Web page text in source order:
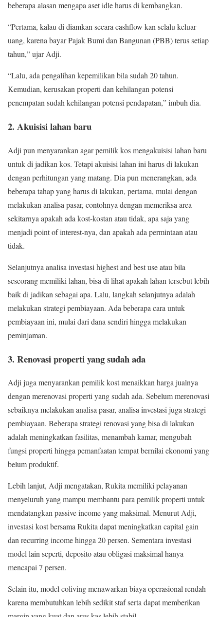
beberapa alasan mengapa aset idle harus di kembangkan.
“Pertama, kalau di diamkan secara cashflow kan selalu keluar
uang, karena bayar Pajak Bumi dan Bangunan (PBB) terus setiap
tahun,” ujar Adji.
“Lalu, ada pengalihan kepemilikan bila sudah 20 tahun.
Kemudian, kerusakan properti dan kehilangan potensi
penempatan sudah kehilangan potensi pendapatan,” imbuh dia.
2. Akuisisi lahan baru
Adji pun menyarankan agar pemilik kos mengakuisisi lahan baru
untuk di jadikan kos. Tetapi akuisisi lahan ini harus di lakukan
dengan perhitungan yang matang. Dia pun menerangkan, ada
beberapa tahap yang harus di lakukan, pertama, mulai dengan
melakukan analisa pasar, contohnya dengan memeriksa area
sekitarnya apakah ada kost-kostan atau tidak, apa saja yang
menjadi point of interest-nya, dan apakah ada permintaan atau
tidak.
Selanjutnya analisa investasi highest and best use atau bila
seseorang memiliki lahan, bisa di lihat apakah lahan tersebut lebih
baik di jadikan sebagai apa. Lalu, langkah selanjutnya adalah
melakukan strategi pembiayaan. Ada beberapa cara untuk
pembiayaan ini, mulai dari dana sendiri hingga melakukan
peminjaman.
3. Renovasi properti yang sudah ada
Adji juga menyarankan pemilik kost menaikkan harga jualnya
dengan merenovasi properti yang sudah ada. Sebelum merenovasi
sebaiknya melakukan analisa pasar, analisa investasi juga strategi
pembiayaan. Beberapa strategi renovasi yang bisa di lakukan
adalah meningkatkan fasilitas, menambah kamar, mengubah
fungsi properti hingga pemanfaatan tempat bernilai ekonomi yang
belum produktif.
Lebih lanjut, Adji mengatakan, Rukita memiliki pelayanan
menyeluruh yang mampu membantu para pemilik properti untuk
mendatangkan passive income yang maksimal. Menurut Adji,
investasi kost bersama Rukita dapat meningkatkan capital gain
dan recurring income hingga 20 persen. Sementara investasi
model lain seperti, deposito atau obligasi maksimal hanya
mencapai 7 persen.
Selain itu, model coliving menawarkan biaya operasional rendah
karena membutuhkan lebih sedikit staf serta dapat memberikan